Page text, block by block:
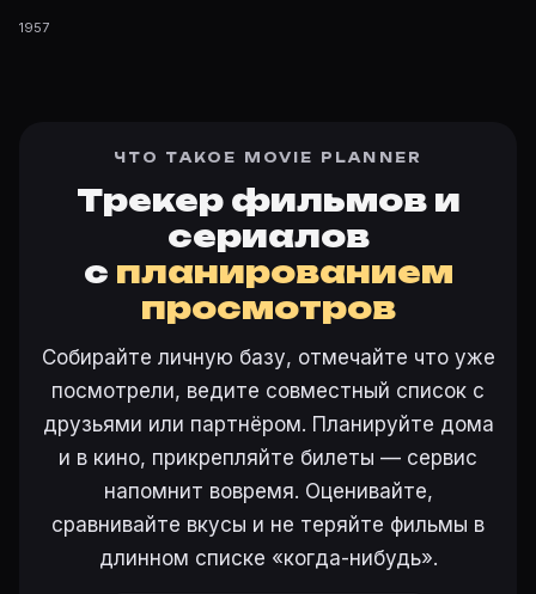
1957
ЧТО ТАКОЕ MOVIE PLANNER
Трекер фильмов и
сериалов
с планированием
просмотров
Собирайте личную базу, отмечайте что уже
посмотрели, ведите совместный список с
друзьями или партнёром. Планируйте дома
и в кино, прикрепляйте билеты — сервис
напомнит вовремя. Оценивайте,
сравнивайте вкусы и не теряйте фильмы в
длинном списке «когда-нибудь».